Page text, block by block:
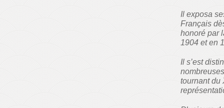
Il exposa
Français
honoré par
1904 et en
Il s’est
tournant du